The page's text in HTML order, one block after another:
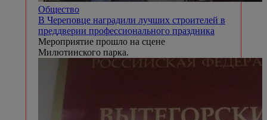
Общество
В Череповце наградили лучших строителей в
преддверии профессионального праздника
Мероприятие прошло на сцене
Милютинского парка.